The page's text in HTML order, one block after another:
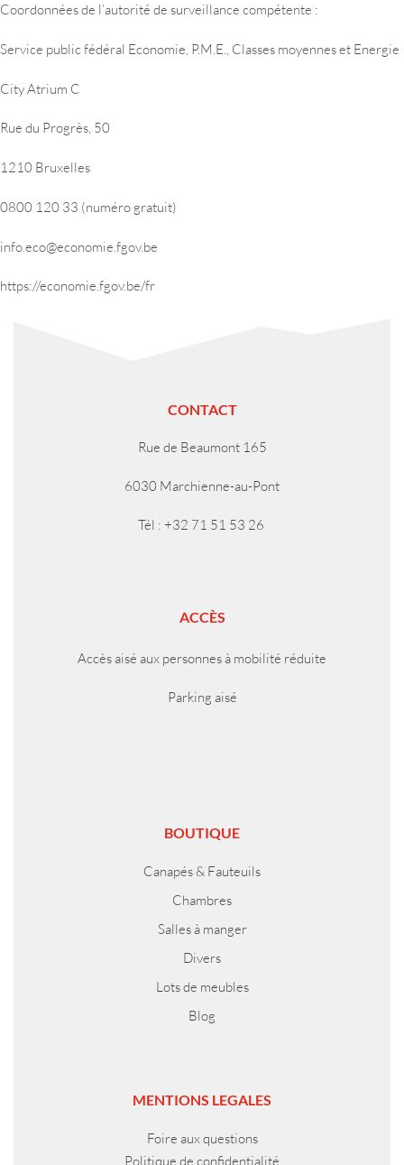
Coordonnées de l’autorité de surveillance compétente :
Service public fédéral Economie, P.M.E., Classes moyennes et Energie
City Atrium C
Rue du Progrès, 50
1210 Bruxelles
0800 120 33 (numéro gratuit)
info.eco@economie.fgov.be
https://economie.fgov.be/fr
CONTACT
Rue de Beaumont 165
6030 Marchienne-au-Pont
Tél : +32 71 51 53 26
ACCÈS
Accès aisé aux personnes à mobilité réduite
Parking aisé
BOUTIQUE
Canapés & Fauteuils
Chambres
Salles à manger
Divers
Lots de meubles
Blog
MENTIONS LEGALES
Foire aux questions
Politique de confidentialité